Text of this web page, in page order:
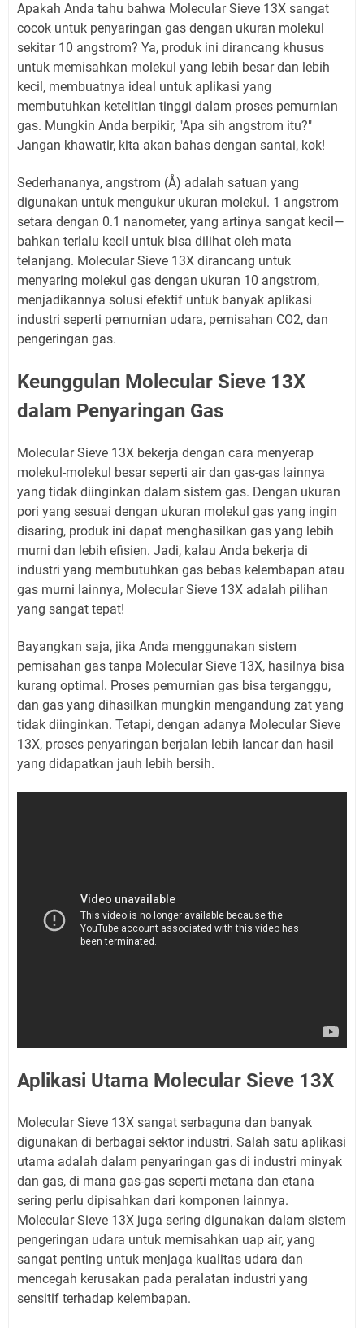
Apakah Anda tahu bahwa Molecular Sieve 13X sangat
cocok untuk penyaringan gas dengan ukuran molekul
sekitar 10 angstrom? Ya, produk ini dirancang khusus
untuk memisahkan molekul yang lebih besar dan lebih
kecil, membuatnya ideal untuk aplikasi yang
membutuhkan ketelitian tinggi dalam proses pemurnian
gas. Mungkin Anda berpikir, "Apa sih angstrom itu?"
Jangan khawatir, kita akan bahas dengan santai, kok!
Sederhananya, angstrom (Å) adalah satuan yang
digunakan untuk mengukur ukuran molekul. 1 angstrom
setara dengan 0.1 nanometer, yang artinya sangat kecil—
bahkan terlalu kecil untuk bisa dilihat oleh mata
telanjang. Molecular Sieve 13X dirancang untuk
menyaring molekul gas dengan ukuran 10 angstrom,
menjadikannya solusi efektif untuk banyak aplikasi
industri seperti pemurnian udara, pemisahan CO2, dan
pengeringan gas.
Keunggulan Molecular Sieve 13X
dalam Penyaringan Gas
Molecular Sieve 13X bekerja dengan cara menyerap
molekul-molekul besar seperti air dan gas-gas lainnya
yang tidak diinginkan dalam sistem gas. Dengan ukuran
pori yang sesuai dengan ukuran molekul gas yang ingin
disaring, produk ini dapat menghasilkan gas yang lebih
murni dan lebih efisien. Jadi, kalau Anda bekerja di
industri yang membutuhkan gas bebas kelembapan atau
gas murni lainnya, Molecular Sieve 13X adalah pilihan
yang sangat tepat!
Bayangkan saja, jika Anda menggunakan sistem
pemisahan gas tanpa Molecular Sieve 13X, hasilnya bisa
kurang optimal. Proses pemurnian gas bisa terganggu,
dan gas yang dihasilkan mungkin mengandung zat yang
tidak diinginkan. Tetapi, dengan adanya Molecular Sieve
13X, proses penyaringan berjalan lebih lancar dan hasil
yang didapatkan jauh lebih bersih.
Aplikasi Utama Molecular Sieve 13X
Molecular Sieve 13X sangat serbaguna dan banyak
digunakan di berbagai sektor industri. Salah satu aplikasi
utama adalah dalam penyaringan gas di industri minyak
dan gas, di mana gas-gas seperti metana dan etana
sering perlu dipisahkan dari komponen lainnya.
Molecular Sieve 13X juga sering digunakan dalam sistem
pengeringan udara untuk memisahkan uap air, yang
sangat penting untuk menjaga kualitas udara dan
mencegah kerusakan pada peralatan industri yang
sensitif terhadap kelembapan.